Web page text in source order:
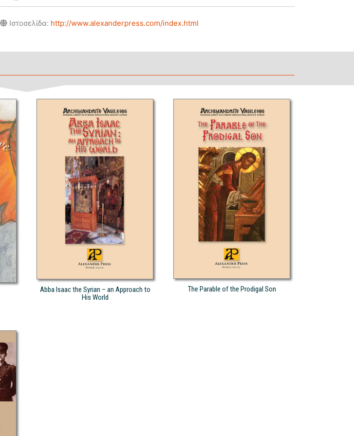
Ιστοσελίδα: http://www.alexanderpress.com/index.html
Abba Isaac the Syrian – an Approach to
His World
The Parable of the Prodigal Son